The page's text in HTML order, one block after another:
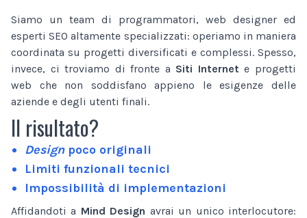
Siamo un team di programmatori, web designer ed
esperti SEO altamente specializzati: operiamo in maniera
coordinata su progetti diversificati e complessi. Spesso,
invece, ci troviamo di fronte a Siti Internet e progetti
web che non soddisfano appieno le esigenze delle
aziende e degli utenti finali.
Il risultato?
Designpoco originali
Limiti funzionali tecnici
Impossibilità di implementazioni
Affidandoti a Mind Design avrai un unico interlocutore: